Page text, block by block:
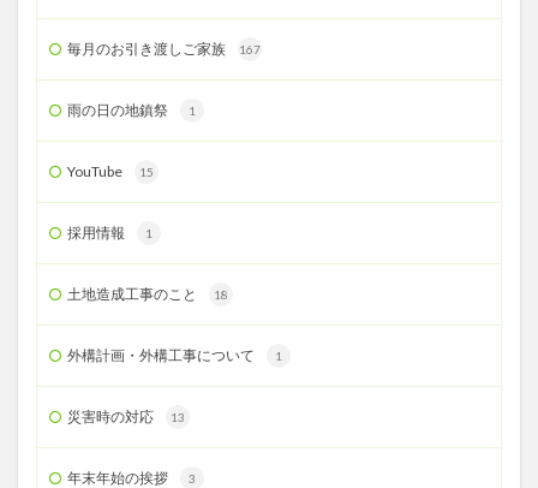
毎月のお引き渡しご家族 167
雨の日の地鎮祭 1
YouTube 15
採用情報 1
土地造成工事のこと 18
外構計画・外構工事について 1
災害時の対応 13
年末年始の挨拶 3